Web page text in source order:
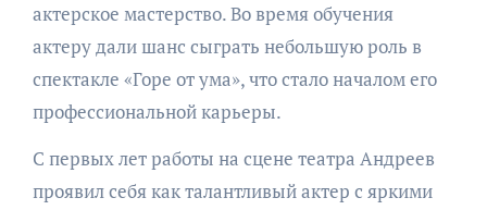
актерское мастерство. Во время обучения
актеру дали шанс сыграть небольшую роль в
спектакле «Горе от ума», что стало началом его
профессиональной карьеры.
С первых лет работы на сцене театра Андреев
проявил себя как талантливый актер с яркими